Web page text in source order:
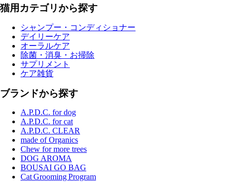
猫用カテゴリから探す
シャンプー・コンディショナー
デイリーケア
オーラルケア
除菌・消臭・お掃除
サプリメント
ケア雑貨
ブランドから探す
A.P.D.C. for dog
A.P.D.C. for cat
A.P.D.C. CLEAR
made of Organics
Chew for more trees
DOG AROMA
BOUSAI GO BAG
Cat Grooming Program